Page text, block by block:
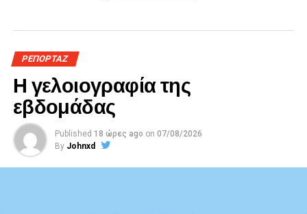
ΡΕΠΟΡΤΑΖ
Η γελοιογραφία της
εβδομάδας
Published 18 ώρες ago on 07/08/2026
By Johnxd